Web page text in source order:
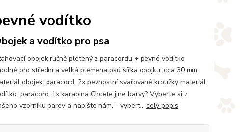
vodítko
a vodítko pro psa
obojek ručně pletený z paracordu + pevné vodítko
pro střední a velká plemena psů šířka obojku: cca 30 mm
obojek: paracord, 2x pevnostní svařované kroužky materiál
paracord, 1x karabina Chcete jiné barvy? Vyberte si z
vzorníku barev a napište nám. - vybert... celý popis